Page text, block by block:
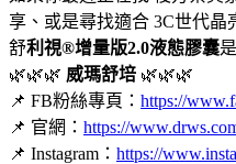
享、或是尋找適合 3C世代晶
舒利視®增量版2.0液態膠囊
🌿🌿🌿 威瑪舒培 🌿🌿🌿
📌 FB粉絲專頁： https://
📌 官網： https://
📌 Instagram： https://